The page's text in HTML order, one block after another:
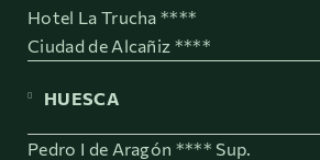
Hotel La Trucha ****
Ciudad de Alcañiz ****
HUESCA
Pedro I de Aragón **** Sup.